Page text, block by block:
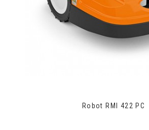
Robot RMI 422 PC